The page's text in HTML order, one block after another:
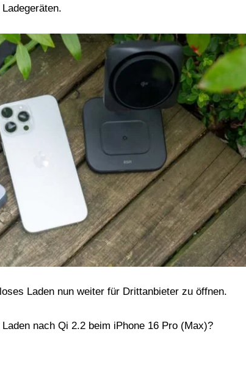
Laden nun weiter für Drittanbieter zu öffnen.
nach Qi 2.2 beim iPhone 16 Pro (Max)?